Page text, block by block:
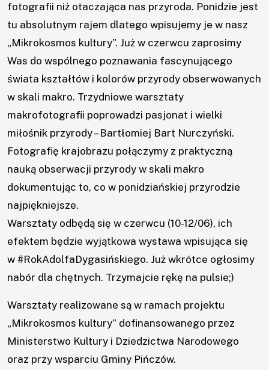
Aktualności
Aktualności
UTW
O
nas
Kadra
Zajęcia
Wydarzenia
Konkursy
Projekty
Praca
Rozeznanie
fotografii niż otaczająca nas przyroda. Ponidzie jest
tu absolutnym rajem dlatego wpisujemy je w nasz
„Mikrokosmos kultury”. Już w czerwcu zaprosimy
Was do wspólnego poznawania fascynującego
świata kształtów i kolorów przyrody obserwowanych
w skali makro. Trzydniowe warsztaty
makrofotografii poprowadzi pasjonat i wielki
miłośnik przyrody – Bartłomiej Bart Nurczyński.
Fotografię krajobrazu połączymy z praktyczną
nauką obserwacji przyrody w skali makro
dokumentując to, co w ponidziańskiej przyrodzie
najpiękniejsze.
Warsztaty odbędą się w czerwcu (10-12/06), ich
efektem będzie wyjątkowa wystawa wpisująca się
w #RokAdolfaDygasińskiego. Już wkrótce ogłosimy
nabór dla chętnych. Trzymajcie rękę na pulsie;)
Warsztaty realizowane są w ramach projektu
„Mikrokosmos kultury” dofinansowanego przez
Ministerstwo Kultury i Dziedzictwa Narodowego
oraz przy wsparciu Gminy Pińczów.